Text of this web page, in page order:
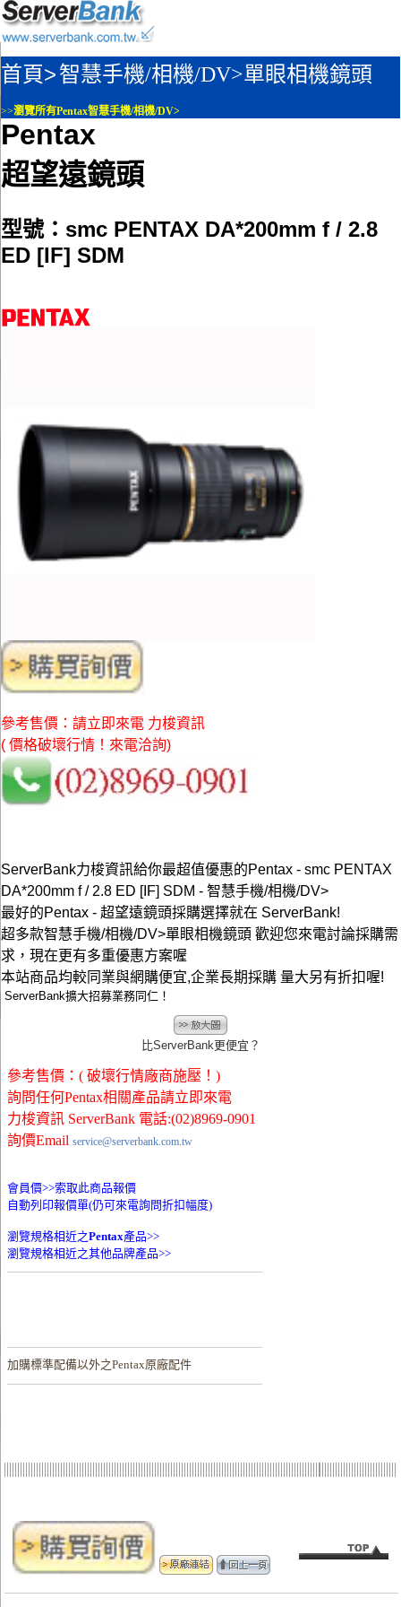
首頁>智慧手機/相機/DV>單眼相機鏡頭
>>瀏覽所有Pentax智慧手機/相機/DV>
Pentax
超望遠鏡頭
型號：smc PENTAX DA*200mm f / 2.8
ED [IF] SDM
參考售價：請立即來電 力梭資訊
( 價格破壞行情！來電洽詢)
ServerBank力梭資訊給你最超值優惠的Pentax - smc PENTAX
DA*200mm f / 2.8 ED [IF] SDM - 智慧手機/相機/DV>
最好的Pentax - 超望遠鏡頭採購選擇就在 ServerBank!
超多款智慧手機/相機/DV>單眼相機鏡頭 歡迎您來電討論採購需
求，現在更有多重優惠方案喔
本站商品均較同業與網購便宜,企業長期採購 量大另有折扣喔!
ServerBank擴大招募業務同仁！
比ServerBank更便宜？
參考售價：( 破壞行情廠商施壓！)
詢問任何Pentax相關產品請立即來電
力梭資訊 ServerBank 電話:(02)8969-0901
詢價Email service@serverbank.com.tw
會員價>>索取此商品報價
自動列印報價單(仍可來電詢問折扣幅度)
瀏覽規格相近之Pentax產品>>
瀏覽規格相近之其他品牌產品>>
加購標準配備以外之Pentax原廠配件